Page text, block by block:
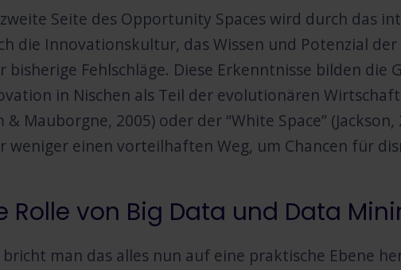
Seite des Opportunity Spaces wird durch das
die Innovationskultur, das Wissen und Potenzial
bisherige Fehlschläge. Diese Erkenntnisse bilden
in Nischen als Teil der evolutionären
& Mauborgne, 2005) oder der “White Space”
weniger einen vorteilhaften Weg, um Chancen für
Rolle von Big Data und Data
bricht man das alles nun auf eine praktische Ebene